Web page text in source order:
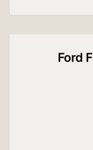
Ford